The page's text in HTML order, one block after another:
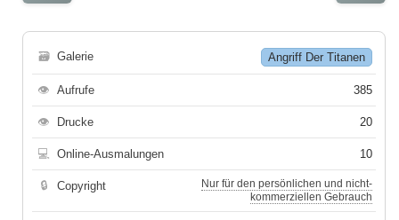
🗃 Galerie Angriff Der Titanen
👁 Aufrufe 385
👁 Drucke 20
💻 Online-Ausmalungen 10
🔒 Copyright
Nur für den persönlichen und nicht-
kommerziellen Gebrauch